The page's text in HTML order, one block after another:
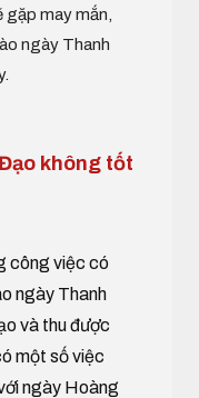
gặp may mắn,
ngày Thanh
không tốt
công việc có
ngày Thanh
và thu được
một số việc
ngày Hoàng